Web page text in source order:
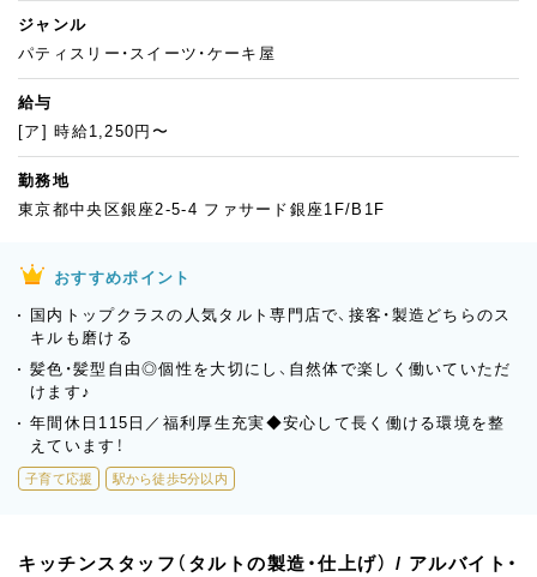
ジャンル
パティスリー・スイーツ・ケーキ屋
給与
[ア] 時給1,250円〜
勤務地
東京都中央区銀座2-5-4 ファサード銀座1F/B1F
おすすめポイント
国内トップクラスの人気タルト専門店で、接客・製造どちらのス
キルも磨ける
髪色・髪型自由◎個性を大切にし、自然体で楽しく働いていただ
けます♪
年間休日115日／福利厚生充実◆安心して長く働ける環境を整
えています！
子育て応援 駅から徒歩5分以内
キッチンスタッフ（タルトの製造・仕上げ） / アルバイト・